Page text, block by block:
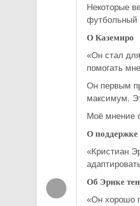
Некоторые
футбольный
О Каземиро
«Он стал
помогать
Он первым
максимум.
Моё мнение
О
«Кристиан
Об Эрике
«Он хорошо